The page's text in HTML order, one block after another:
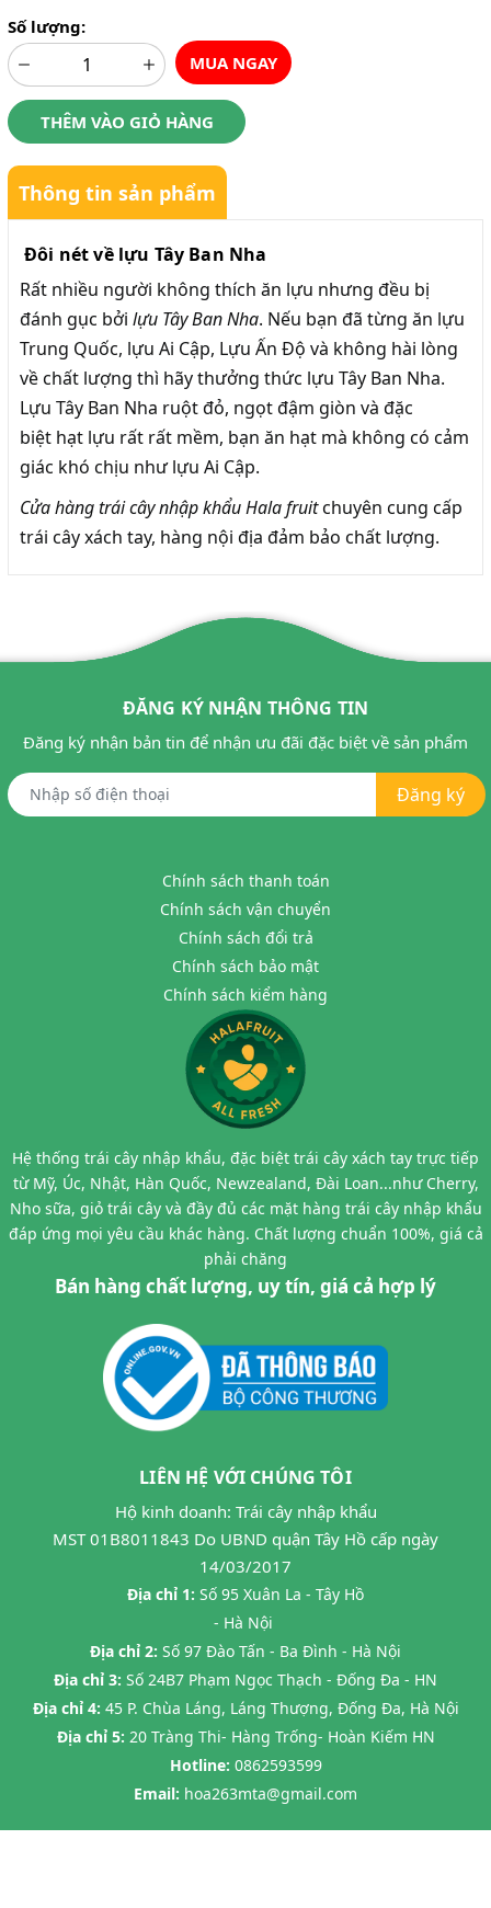
Số lượng:
MUA NGAY
THÊM VÀO GIỎ HÀNG
Thông tin sản phẩm
Đôi nét về lựu Tây Ban Nha
Rất nhiều người không thích ăn lựu nhưng đều bị
đánh gục bởi lựu Tây Ban Nha. Nếu bạn đã từng ăn lựu
Trung Quốc, lựu Ai Cập, Lựu Ấn Độ và không hài lòng
về chất lượng thì hãy thưởng thức lựu Tây Ban Nha.
Lựu Tây Ban Nha ruột đỏ, ngọt đậm giòn và đặc
biệt hạt lựu rất rất mềm, bạn ăn hạt mà không có cảm
giác khó chịu như lựu Ai Cập.
Cửa hàng trái cây nhập khẩu Hala fruitchuyên cung cấp
trái cây xách tay, hàng nội địa đảm bảo chất lượng.
ĐĂNG KÝ NHẬN THÔNG TIN
Đăng ký nhận bản tin để nhận ưu đãi đặc biệt về sản phẩm
Đăng ký
Chính sách thanh toán
Chính sách vận chuyển
Chính sách đổi trả
Chính sách bảo mật
Chính sách kiểm hàng
Hệ thống trái cây nhập khẩu, đặc biệt trái cây xách tay trực tiếp
từ Mỹ, Úc, Nhật, Hàn Quốc, Newzealand, Đài Loan...như Cherry,
Nho sữa, giỏ trái cây và đầy đủ các mặt hàng trái cây nhập khẩu
đáp ứng mọi yêu cầu khác hàng. Chất lượng chuẩn 100%, giá cả
phải chăng
Bán hàng chất lượng, uy tín, giá cả hợp lý
LIÊN HỆ VỚI CHÚNG TÔI
Hộ kinh doanh: Trái cây nhập khẩu
MST 01B8011843 Do UBND quận Tây Hồ cấp ngày
14/03/2017
Địa chỉ 1: Số 95 Xuân La - Tây Hồ
- Hà Nội
Địa chỉ 2: Số 97 Đào Tấn - Ba Đình - Hà Nội
Địa chỉ 3: Số 24B7 Phạm Ngọc Thạch - Đống Đa - HN
Địa chỉ 4: 45 P. Chùa Láng, Láng Thượng, Đống Đa, Hà Nội
Địa chỉ 5: 20 Tràng Thi- Hàng Trống- Hoàn Kiếm HN
Hotline: 0862593599
Email: hoa263mta@gmail.com